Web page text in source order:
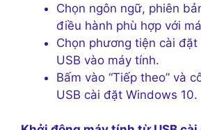
Chọn ngôn ngữ, phiên
điều hành phù hợp với
Chọn phương tiện cài đặt
USB vào máy tính.
Bấm vào “Tiếp theo” và
USB cài đặt Windows 10.